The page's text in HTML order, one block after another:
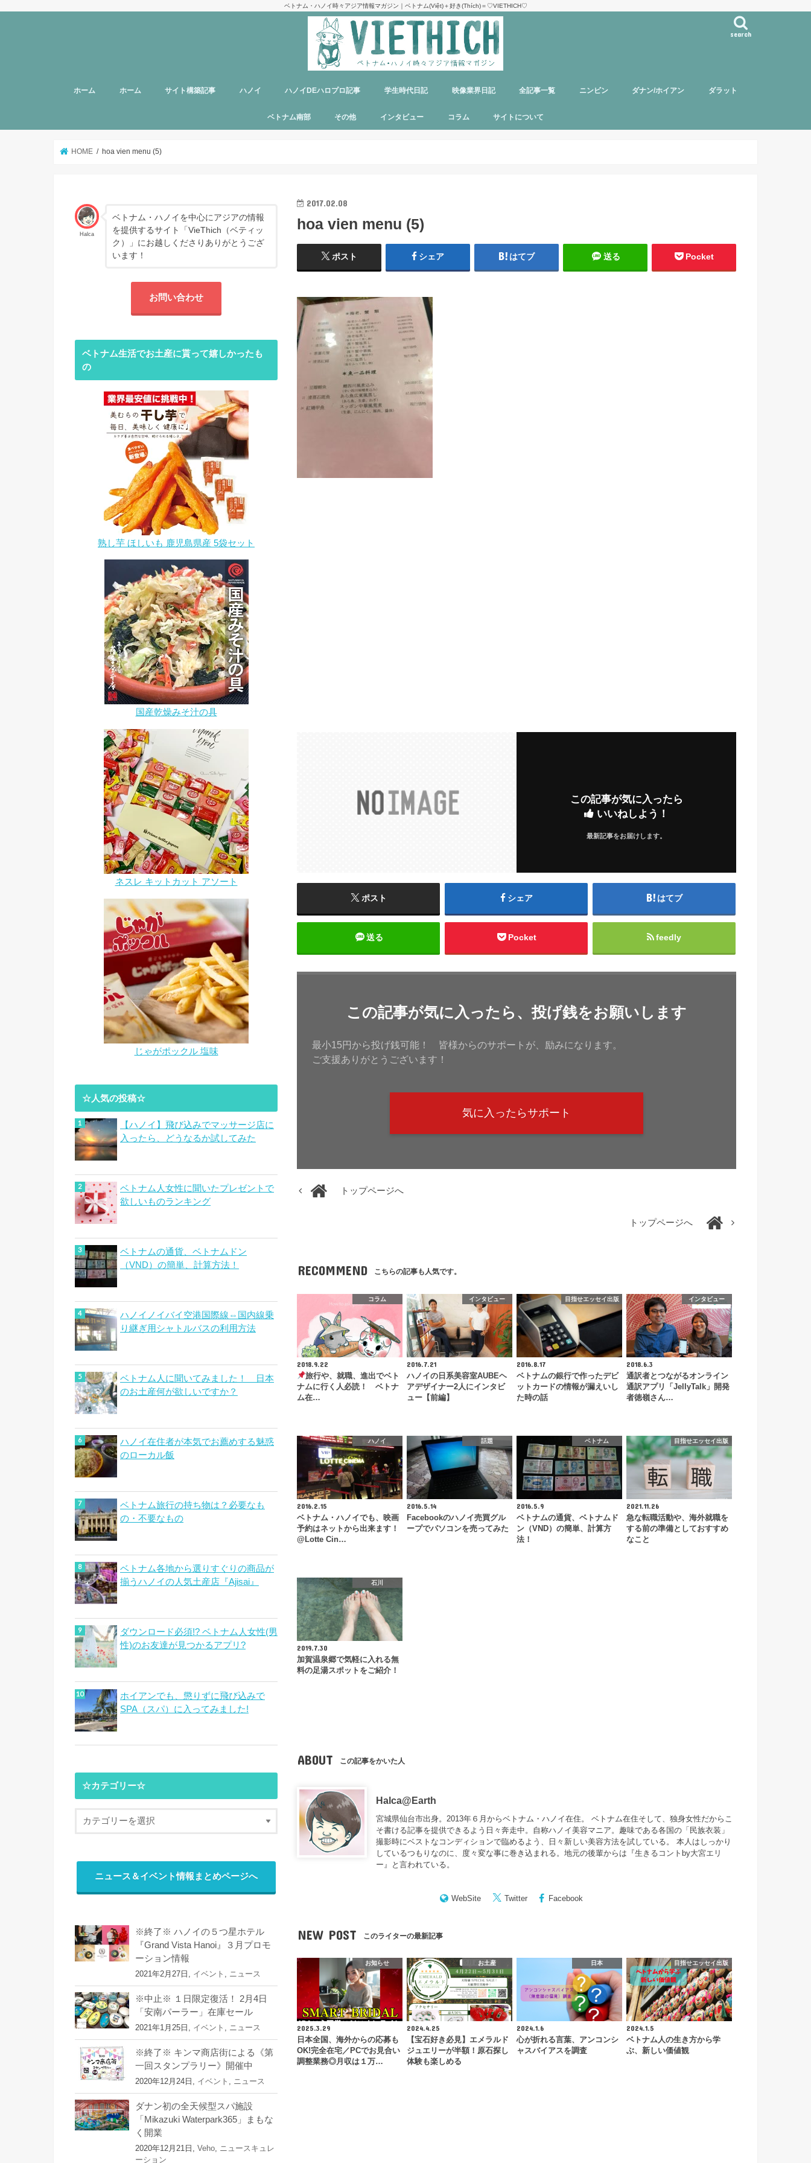
ベトナム・ハノイ時々アジア情報マガジン｜ベトナム(Việt)＋好き(Thích)＝♡VIETHICH♡
search
ホーム ホーム サイト構築記事 ハノイ
旅行者向け ベトナム料理
多国籍料理
ハンバーガー
カフェ
中華料理
日本食
ラーメン
デリバリーサービス
パブ／バー
マッサージ
ヘルスケア
ハノイ近郊観光
アンケート
ハノイDEハロプロ記事 学生時代日記 映像業界日記 全記事一覧 ニンビン ダナン/ホイアン ダラット
ベトナム南部 その他 インタビュー コラム サイトについて
HOME hoa vien menu (5)
2017.02.08
hoa vien menu (5)
ポスト シェア はてブ 送る Pocket
この記事が気に入ったら
いいねしよう！
最新記事をお届けします。
ポスト シェア はてブ
送る Pocket feedly
この記事が気に入ったら、投げ銭をお願いします
最小15円から投げ銭可能！ 皆様からのサポートが、励みになります。
ご支援ありがとうございます！
気に入ったらサポート
トップページへ
トップページへ
RECOMMEND こちらの記事も人気です。
コラム
2018.9.22
旅行や、就職、進出でベト
ナムに行く人必読！ ベトナ
ム在…
インタビュー
2016.7.21
ハノイの日系美容室AUBEヘ
アデザイナー2人にインタビ
ュー【前編】
目指せエッセイ出版
2016.8.17
ベトナムの銀行で作ったデビ
ットカードの情報が漏えいし
た時の話
インタビュー
2018.6.3
通訳者とつながるオンライン
通訳アプリ「JellyTalk」開発
者徳嶺さん…
ハノイ
2016.2.15
ベトナム・ハノイでも、映画
予約はネットから出来ます！
@Lotte Cin…
話題
2016.5.14
Facebookのハノイ売買グル
ープでパソコンを売ってみた
ベトナム
2016.5.9
ベトナムの通貨、ベトナムド
ン（VND）の簡単、計算方
法！
目指せエッセイ出版
2021.11.26
急な転職活動や、海外就職を
する前の準備としておすすめ
なこと
石川
2019.7.30
加賀温泉郷で気軽に入れる無
料の足湯スポットをご紹介！
ABOUT この記事をかいた人
Halca@Earth
宮城県仙台市出身。2013年６月からベトナム・ハノイ在住。 ベトナム在住そして、独身女性だからこ
そ書ける記事を提供できるよう日々奔走中。自称ハノイ美容マニア。趣味である各国の「民族衣装」
撮影時にベストなコンディションで臨めるよう、日々新しい美容方法を試している。 本人はしっかり
しているつもりなのに、度々変な事に巻き込まれる。地元の後輩からは『生きるコントby大宮エリ
ー 』と言われている。
WebSite Twitter Facebook
NEW POST このライターの最新記事
お知らせ
2025.3.29
日本全国、海外からの応募も
OK!完全在宅／PCでお見合い
調整業務◎月収は１万…
お土産
2024.4.25
【宝石好き必見】エメラルド
ジュエリーが半額！原石探し
体験も楽しめる
日本
2024.1.6
心が折れる言葉、アンコンシ
ャスバイアスを調査
目指せエッセイ出版
2024.1.5
ベトナム人の生き方から学
ぶ、新しい価値観
Halca
ベトナム・ハノイを中心にアジアの情報
を提供するサイト「VieThich（ベティッ
ク）」にお越しくださりありがとうござ
います！
お問い合わせ
ベトナム生活でお土産に貰って嬉しかったも
の
熟し芋 ほしいも 鹿児島県産 5袋セット
国産乾燥みそ汁の具
ネスレ キットカット アソート
じゃがポックル 塩味
☆人気の投稿☆
【ハノイ】飛び込みでマッサージ店に
入ったら、どうなるか試してみた
ベトナム人女性に聞いたプレゼントで
欲しいものランキング
ベトナムの通貨、ベトナムドン
（VND）の簡単、計算方法！
ハノイノイバイ空港国際線⇔国内線乗
り継ぎ用シャトルバスの利用方法
ベトナム人に聞いてみました！ 日本
のお土産何が欲しいですか？
ハノイ在住者が本気でお薦めする魅惑
のローカル飯
ベトナム旅行の持ち物は？必要なも
の・不要なもの
ベトナム各地から選りすぐりの商品が
揃うハノイの人気土産店『Ajisai』
ダウンロード必須!? ベトナム人女性(男
性)のお友達が見つかるアプリ?
ホイアンでも、懲りずに飛び込みで
SPA（スパ）に入ってみました!
☆カテゴリー☆
ニュース＆イベント情報まとめページへ
※終了※ ハノイの５つ星ホテル
『Grand Vista Hanoi』３月プロモ
ーション情報
2021年2月27日, イベント ニュース
※中止※ １日限定復活！ 2月4日
「安南パーラー」在庫セール
2021年1月25日, イベント ニュース
※終了※ キンマ商店街による《第
一回スタンプラリー》開催中
2020年12月24日, イベント ニュース
ダナン初の全天候型スパ施設
「Mikazuki Waterpark365」まもな
く開業
2020年12月21日, Veho
ニュースキュレ
ーション